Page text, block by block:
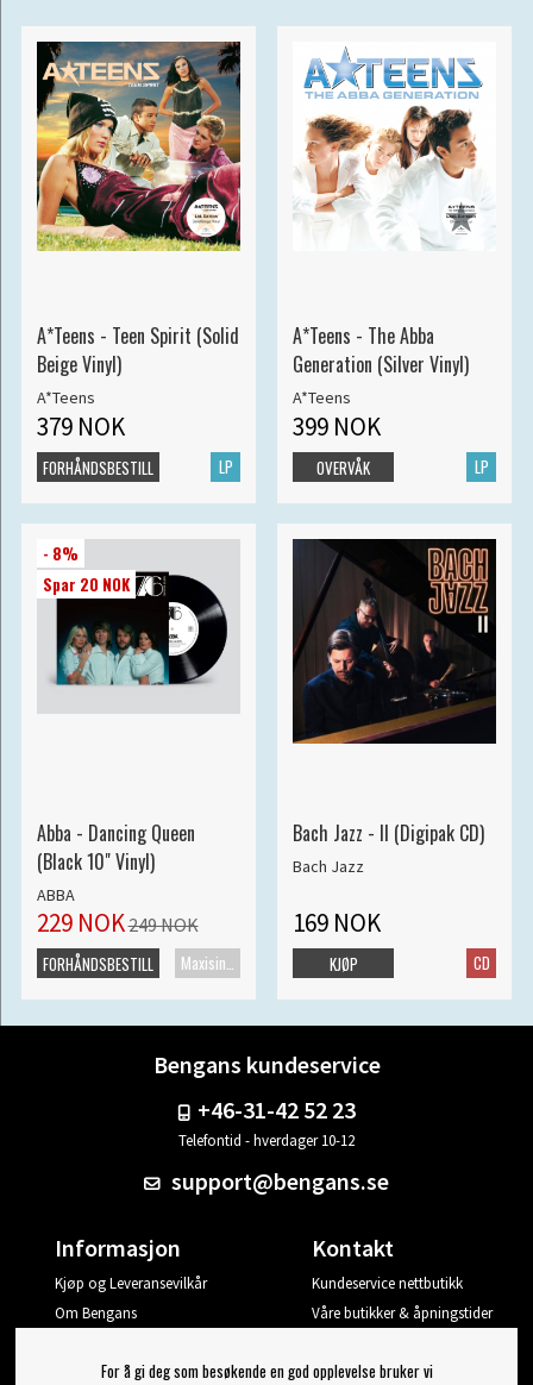
A*Teens - Teen Spirit (Solid
Beige Vinyl)
A*Teens
379 NOK
LP
FORHÅNDSBESTILL
A*Teens - The Abba
Generation (Silver Vinyl)
A*Teens
399 NOK
LP
OVERVÅK
- 8%
Spar 20 NOK
Abba - Dancing Queen
(Black 10" Vinyl)
ABBA
229 NOK249 NOK
Maxisingel
FORHÅNDSBESTILL
Bach Jazz - II (Digipak CD)
Bach Jazz
169 NOK
CD
KJØP
Bengans kundeservice
+46-31-42 52 23
Telefontid - hverdager 10-12
support@bengans.se
Informasjon
Kjøp og Leveransevilkår
Om Bengans
Kontakt
Kundeservice nettbutikk
Våre butikker & åpningstider
Logg ut
For å gi deg som besøkende en god opplevelse bruker vi